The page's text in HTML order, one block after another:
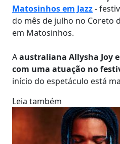
Matosinhos em Jazz-
do mês de julho no Coreto
em Matosinhos.
Aaustraliana Allysha Joy
com uma atuação no
início do espetáculo está
Leia também